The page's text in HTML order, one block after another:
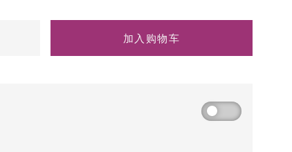
加入购物车